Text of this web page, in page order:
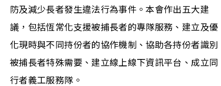
防及減少長者發生違法行為事件。本會作出五大建
議，包括恆常化支援被捕長者的專隊服務、建立及優
化現時與不同持份者的協作機制、協助各持份者識別
被捕長者特殊需要、建立線上線下資訊平台、成立同
行者義工服務隊。